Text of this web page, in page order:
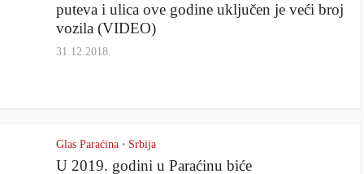
puteva i ulica ove godine uključen je veći broj
vozila (VIDEO)
31.12.2018.
Glas Paraćina • Srbija
U 2019. godini u Paraćinu biće